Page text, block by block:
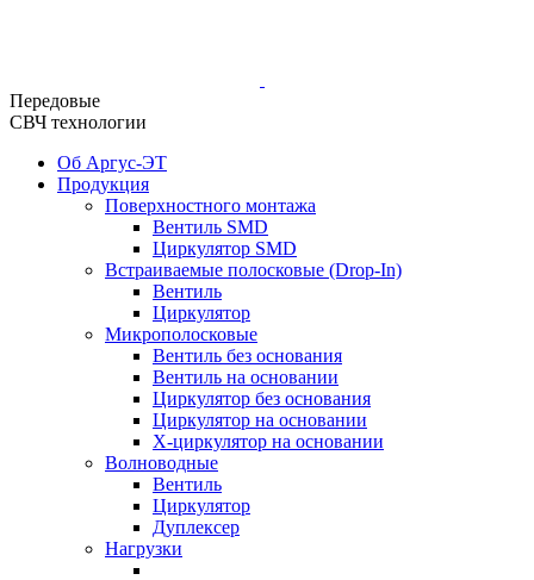
Передовые
СВЧ технологии
Об Аргус-ЭТ
Продукция
Поверхностного монтажа
Вентиль SMD
Циркулятор SMD
Встраиваемые полосковые (Drop-In)
Вентиль
Циркулятор
Микрополосковые
Вентиль без основания
Вентиль на основании
Циркулятор без основания
Циркулятор на основании
Х-циркулятор на основании
Волноводные
Вентиль
Циркулятор
Дуплексер
Нагрузки